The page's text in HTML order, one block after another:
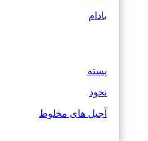
بادام
پسته
نخود
آجیل های مخلوط